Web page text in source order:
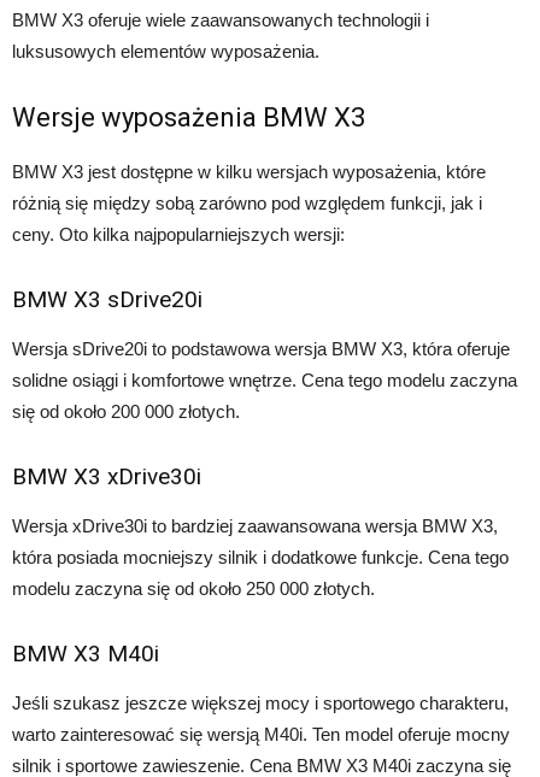
BMW X3 oferuje wiele zaawansowanych technologii i
luksusowych elementów wyposażenia.
Wersje wyposażenia BMW X3
BMW X3 jest dostępne w kilku wersjach wyposażenia, które
różnią się między sobą zarówno pod względem funkcji, jak i
ceny. Oto kilka najpopularniejszych wersji:
BMW X3 sDrive20i
Wersja sDrive20i to podstawowa wersja BMW X3, która oferuje
solidne osiągi i komfortowe wnętrze. Cena tego modelu zaczyna
się od około 200 000 złotych.
BMW X3 xDrive30i
Wersja xDrive30i to bardziej zaawansowana wersja BMW X3,
która posiada mocniejszy silnik i dodatkowe funkcje. Cena tego
modelu zaczyna się od około 250 000 złotych.
BMW X3 M40i
Jeśli szukasz jeszcze większej mocy i sportowego charakteru,
warto zainteresować się wersją M40i. Ten model oferuje mocny
silnik i sportowe zawieszenie. Cena BMW X3 M40i zaczyna się